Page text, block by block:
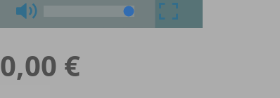
0,00 €